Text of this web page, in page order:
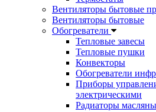
Вентиляторы бытовые
Вентиляторы бытовые
Обогреватели
Тепловые завесы
Тепловые пушки
Конвекторы
Обогреватели
Приборы
электрическими
Радиаторы